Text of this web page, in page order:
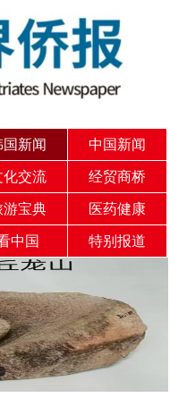
国新闻 中国新闻
化交流 经贸商桥
游宝典 医药健康
中国 特别报道